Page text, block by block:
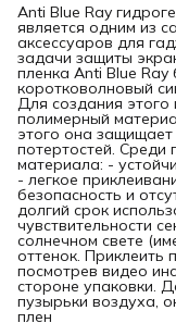
Anti Blue Ray
является одним из
аксессуаров для
задачи защиты
пленка Anti Blue Ray
коротковолновый
Для создания этого
полимерный
этого она
потертостей. Среди
материала: -
- легкое
безопасность и
долгий срок
чувствительности
солнечном свете
оттенок. Приклеить
посмотрев видео
стороне упаковки.
пузырьки воздуха,
плен